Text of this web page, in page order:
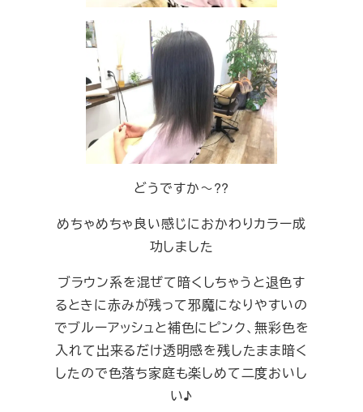
どうですか～??
めちゃめちゃ良い感じにおかわりカラー成
功しました
ブラウン系を混ぜて暗くしちゃうと退色す
るときに赤みが残って邪魔になりやすいの
でブルーアッシュと補色にピンク、無彩色を
入れて出来るだけ透明感を残したまま暗く
したので色落ち家庭も楽しめて二度おいし
い♪